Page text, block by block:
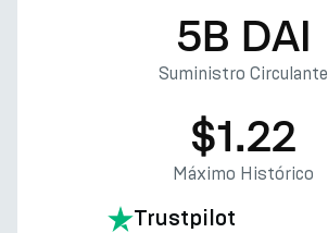
5B DAI
Suministro Circulante
$1.22
Máximo Histórico
Trustpilot